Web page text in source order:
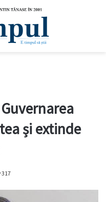
și extinde
317